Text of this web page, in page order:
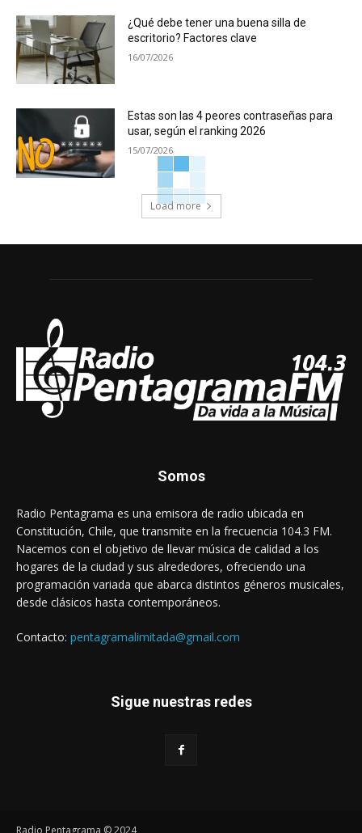
¿Qué debe tener una buena silla de
escritorio? Factores clave
16/07/2026
Estas son las 4 peores contraseñas para
usar, según el ranking 2026
15/07/2026
Load more
Somos
Radio Pentagrama es una emisora de radio ubicada en
Constitución, Chile, que transmite en la frecuencia 104.3 FM.
Nacemos con el objetivo de llevar música de calidad a los
hogares de la ciudad y sus alrededores, ofreciendo una
programación variada que abarca distintos géneros musicales,
desde clásicos hasta contemporáneos.
Contacto: pentagramalimitada@gmail.com
Sigue nuestras redes
Radio Pentagrama © 2024